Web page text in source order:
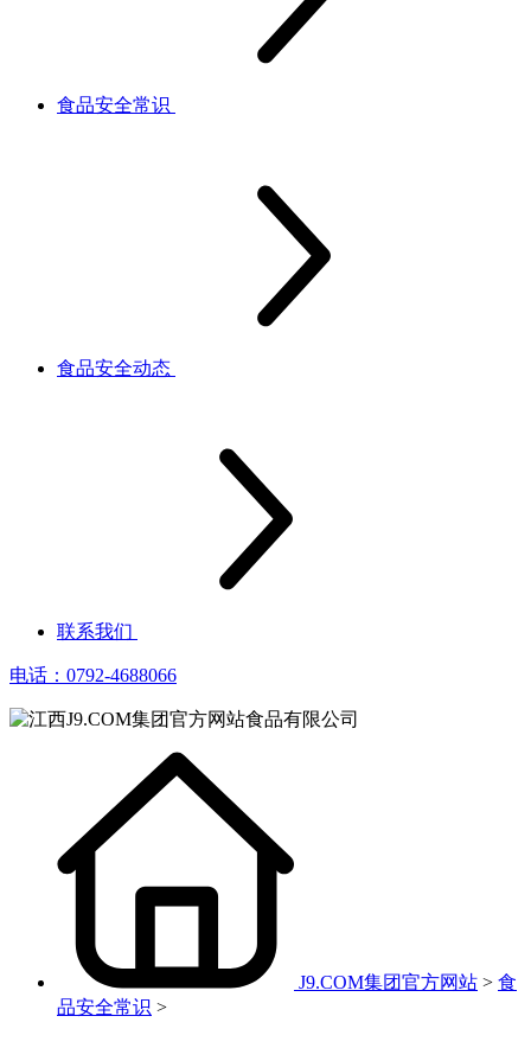
食品安全常识
食品安全动态
联系我们
电话：0792-4688066
J9.COM集团官方网站 > 食
品安全常识 >